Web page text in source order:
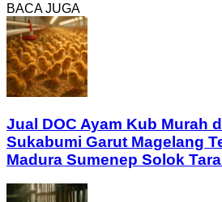
BACA JUGA
Jual DOC Ayam Kub Murah
Sukabumi Garut Magelang
Madura Sumenep Solok